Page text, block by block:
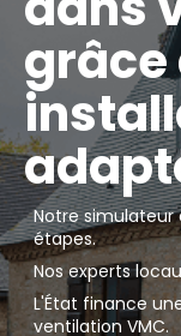
grâce
Notre simulateur
étapes.
Nos experts
L'État finance
ventilation VMC.